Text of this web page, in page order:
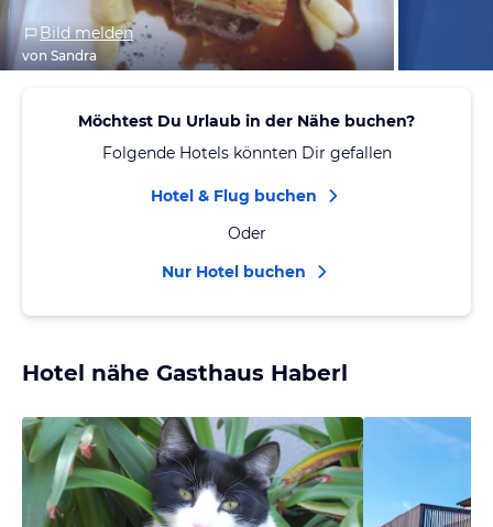
Bild melden
von Sandra
Möchtest Du Urlaub in der Nähe buchen?
Folgende Hotels könnten Dir gefallen
Hotel & Flug buchen
Oder
Nur Hotel buchen
Hotel nähe Gasthaus Haberl